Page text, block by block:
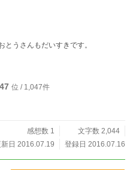
とうさんもだいすきです。
位 / 1,047件
感想数 1
文字数 2,044
日 2016.07.19
登録日 2016.07.16